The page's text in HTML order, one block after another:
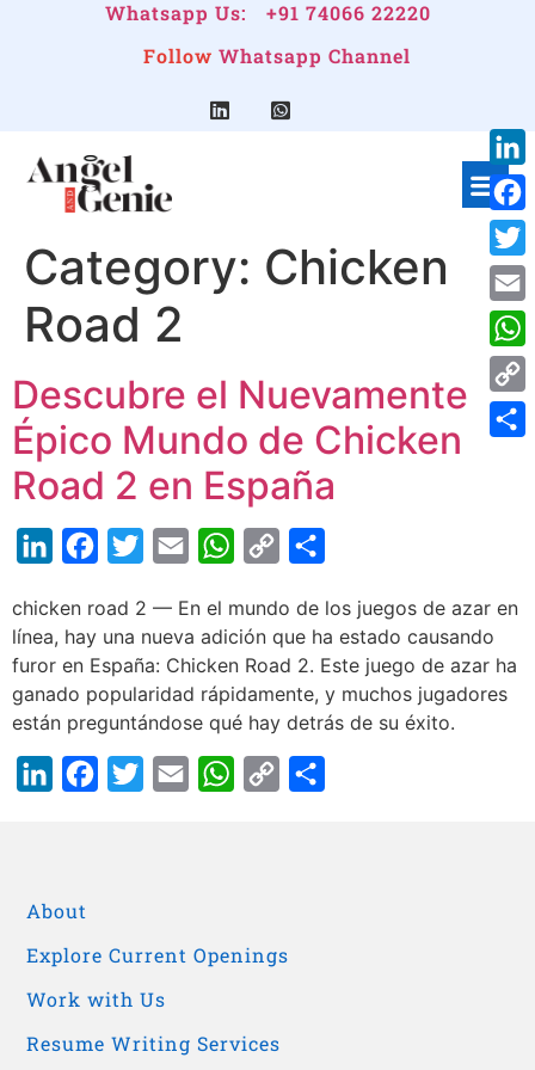
Whatsapp Us:
+91 74066 22220
Follow Whatsapp Channel
Category: Chicken
Road 2
Descubre el Nuevamente
Épico Mundo de Chicken
Road 2 en España
LinkedInFacebook
TwitterEmail WhatsApp
Copy
chicken road 2 — En el mundo de los juegos de azar en
línea, hay una nueva adición que ha estado causando
furor en España: Chicken Road 2. Este juego de azar ha
ganado popularidad rápidamente, y muchos jugadores
están preguntándose qué hay detrás de su éxito.
LinkedInFacebook
TwitterEmail WhatsApp
Copy
About
Explore Current Openings
Work with Us
Resume Writing Services